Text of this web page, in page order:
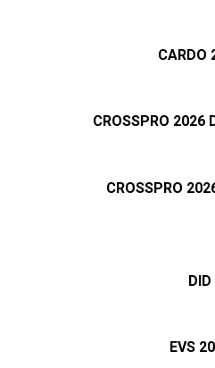
CARDO
CROSSPRO 2026
CROSSPRO
DID
EVS